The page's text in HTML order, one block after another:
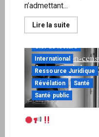
n’admettant...
Lire la suiteEn
savoir
Covid
non-
censuré
:
l’industrie
de
la
censure
II
"URGENT"
Clef de lecture
International
Ressource Juridique
Révélation
Santé
Santé public